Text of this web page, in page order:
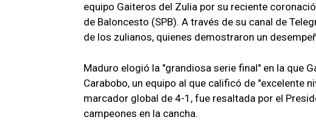
equipo Gaiteros del Zulia por su reciente
de Baloncesto (SPB). A través de su canal de
de los zulianos, quienes demostraron un
Maduro elogió la "grandiosa serie final" en la que
Carabobo, un equipo al que calificó de "excelente
marcador global de 4-1, fue resaltada por el
campeones en la cancha.